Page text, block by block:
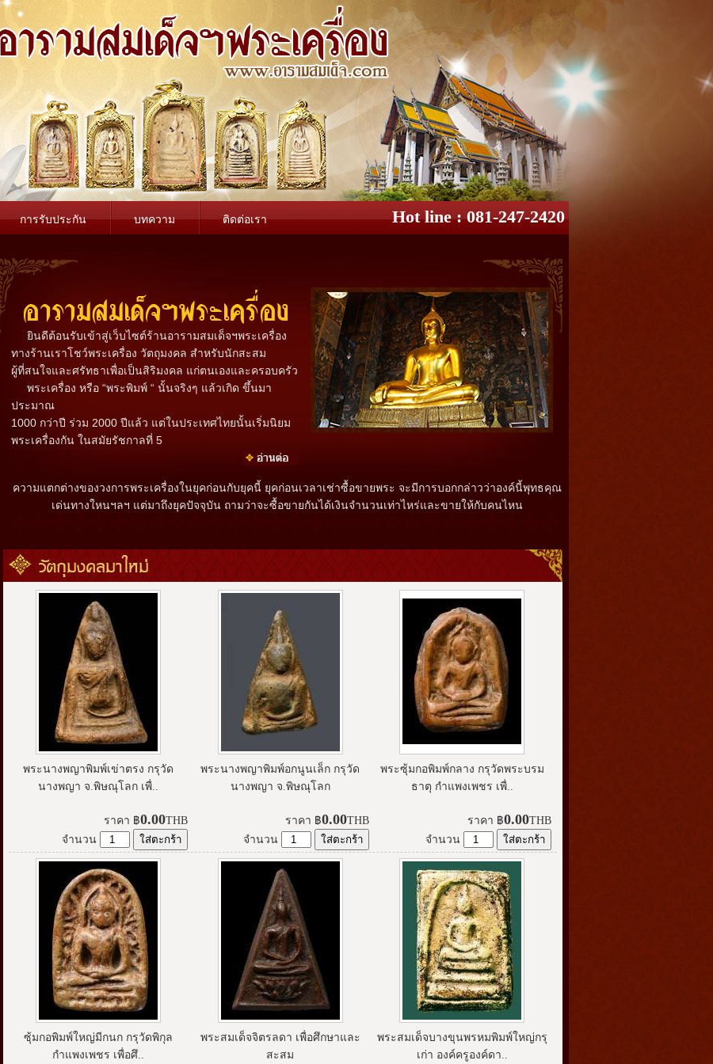
Hot line : 081-247-2420
การรับประกัน บทความ ติดต่อเรา
ยินดีต้อนรับเข้าสู่เว็บไซต์ร้านอารามสมเด็จฯพระเครื่อง
ทางร้านเราโชว์พระเครื่อง วัตถุมงคล สำหรับนักสะสม
ผู้ที่สนใจและศรัทธาเพื่อเป็นสิริมงคล แก่ตนเองและครอบครัว
พระเครื่อง หรือ “พระพิมพ์ “ นั้นจริงๆ แล้วเกิด ขึ้นมา
ประมาณ
1000 กว่าปี ร่วม 2000 ปีแล้ว แต่ในประเทศไทยนั้นเริ่มนิยม
พระเครื่องกัน ในสมัยรัชกาลที่ 5
ความแตกต่างของวงการพระเครื่องในยุคก่อนกับยุคนี้ ยุคก่อนเวลาเช่าซื้อขายพระ จะมีการบอกกล่าวว่าองค์นี้พุทธคุณ
เด่นทางใหนฯลฯ แต่มาถึงยุคปัจจุบัน ถามว่าจะซื้อขายกันได้เงินจำนวนเท่าไหร่และขายให้กับคนไหน
วัตถุมงคลมาใหม่
พระนางพญาพิมพ์เข่าตรง กรุวัด
นางพญา จ.พิษณุโลก เพื่..
ราคา ฿0.00THB
จำนวน
พระนางพญาพิมพ์อกนูนเล็ก กรุวัด
นางพญา จ.พิษณุโลก
ราคา ฿0.00THB
จำนวน
พระซุ้มกอพิมพ์กลาง กรุวัดพระบรม
ธาตุ กำแพงเพชร เพื่..
ราคา ฿0.00THB
จำนวน
ซุ้มกอพิมพ์ใหญ่มีกนก กรุวัดพิกุล
กำแพงเพชร เพื่อศึ..
พระสมเด็จจิตรลดา เพื่อศึกษาและ
สะสม
พระสมเด็จบางขุนพรหมพิมพ์ใหญ่กรุ
เก่า องค์ครูองค์ดา..